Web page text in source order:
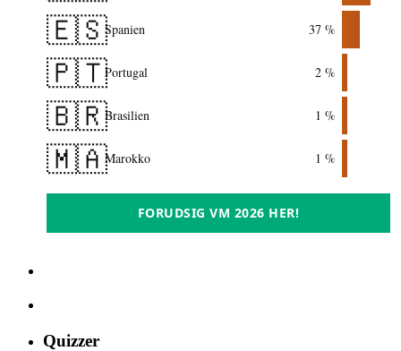
🇪🇸Spanien 37 %
🇵🇹Portugal 2 %
🇧🇷Brasilien 1 %
🇲🇦Marokko 1 %
FORUDSIG VM 2026 HER!
Quizzer